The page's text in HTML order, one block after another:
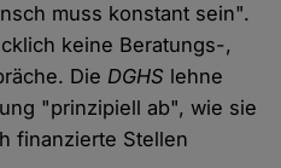
muss konstant sein".
keine Beratungs-,
DieDGHS lehne
"prinzipiell ab", wie sie
finanzierte Stellen